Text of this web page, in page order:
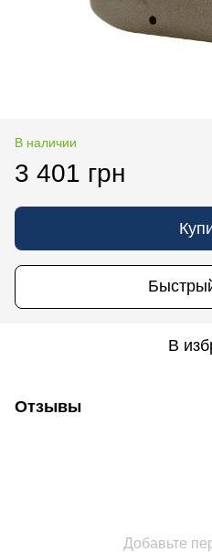
В наличии
3 401 грн
В
Отзывы
Добавьте